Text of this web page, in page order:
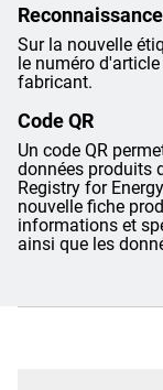
Sur la nouvelle
le numéro
fabricant.
Code QR
Un code QR
données produits
Registry for
nouvelle fiche
informations et
ainsi que les